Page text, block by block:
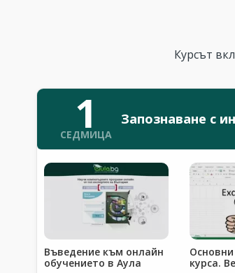
Курсът
1
СЕДМИЦА
Запознаване с
Въведение към онлайн
обучението в Аула
Основни
курса.